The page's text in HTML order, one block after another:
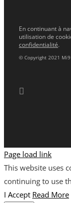
En continuant à
utilisation de
confidentialité.
© Copyright 2021
Page load link
This website uses
continuing to use
I Accept Read More